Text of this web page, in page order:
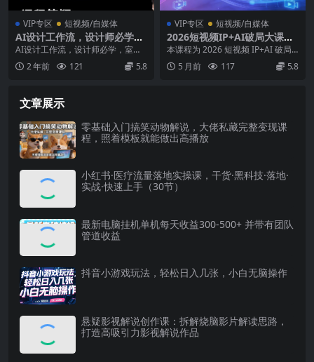
VIP专区 短视频/自媒体
AI设计工作流，设计师必学，
室内/景观/建筑/软装类AI教学
【基础+进阶】
AI设计工作流，设计师必学，室内/
景观/建筑/软装类AI教学【基础+进
阶】 包含...
2 年前 121 5.8
VIP专区 短视频/自媒体
2026短视频IP+AI破局大课，
构建专属数字员工实现IP暴力
增长
本课程为 2026 短视频 IP+AI 破局
大课，3 月 20-22 日在杭州开...
5 月前 117 5.8
文章展示
零基础入门搞笑动物解说，大佬私藏完整变现课
程，照着模板就能做出高播放
小红书·医疗流量落地实操课，干货·黑科技·落地·
实战·快速上手（30节）
最新电脑挂机单机每天收益300-500+ 并带有团队
管道收益
抖音小游戏玩法，轻松日入几张，小白无脑操作
悬疑影视解说创作课：拆解烧脑影片解读思路，
打造高吸引力影视解说作品